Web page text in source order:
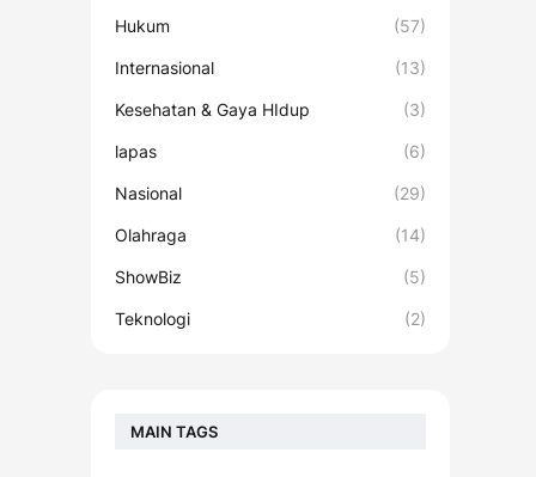
Hukum (57)
Internasional (13)
Kesehatan & Gaya HIdup (3)
lapas (6)
Nasional (29)
Olahraga (14)
ShowBiz (5)
Teknologi (2)
MAIN TAGS